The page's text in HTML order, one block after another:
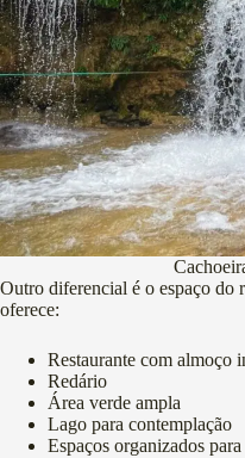
Outro diferencial é o espaço do
oferece:
Restaurante com almoço
Redário
Área verde ampla
Lago para contemplação
Espaços organizados para